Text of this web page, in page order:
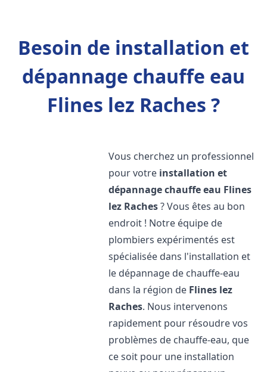
Besoin de installation et
dépannage chauffe eau
Flines lez Raches ?
Vous cherchez un professionnel
pour votre installation et
dépannage chauffe eau Flines
lez Raches? Vous êtes au bon
endroit ! Notre équipe de
plombiers expérimentés est
spécialisée dans l'installation et
le dépannage de chauffe-eau
dans la région de Flines lez
Raches. Nous intervenons
rapidement pour résoudre vos
problèmes de chauffe-eau, que
ce soit pour une installation